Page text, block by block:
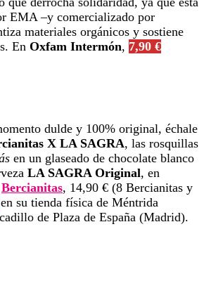
EMA –y comercializado por
materiales orgánicos y sostiene
En Oxfam Intermón, 7,90 €
dulde y 100% original, échale
X LA SAGRA, las rosquillas
en un glaseado de chocolate blanco
LA SAGRA Original, en
Bercianitas, 14,90 € (8 Bercianitas y
en su tienda física de Méntrida
de Plaza de España (Madrid).